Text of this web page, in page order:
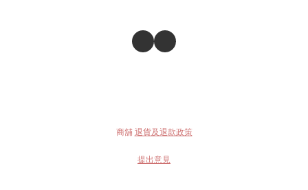
商舖 退貨及退款政策
提出意見